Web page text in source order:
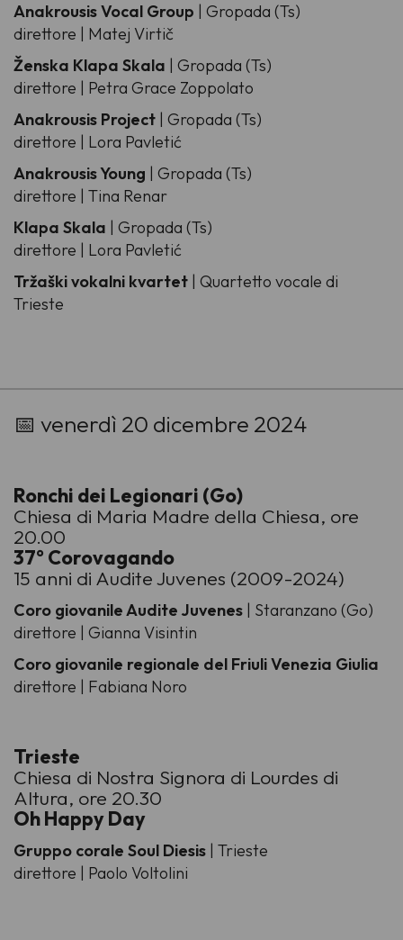
Anakrousis Vocal Group | Gropada (Ts)
direttore | Matej Virtič
Ženska Klapa Skala | Gropada (Ts)
direttore | Petra Grace Zoppolato
Anakrousis Project | Gropada (Ts)
direttore | Lora Pavletić
Anakrousis Young | Gropada (Ts)
direttore | Tina Renar
Klapa Skala | Gropada (Ts)
direttore | Lora Pavletić
Tržaški vokalni kvartet | Quartetto vocale di
Trieste
📅 venerdì 20 dicembre 2024
Ronchi dei Legionari (Go)
Chiesa di Maria Madre della Chiesa, ore
20.00
37° Corovagando
15 anni di Audite Juvenes (2009-2024)
Coro giovanile Audite Juvenes | Staranzano (Go)
direttore | Gianna Visintin
Coro giovanile regionale del Friuli Venezia Giulia
direttore | Fabiana Noro
Trieste
Chiesa di Nostra Signora di Lourdes di
Altura, ore 20.30
Oh Happy Day
Gruppo corale Soul Diesis | Trieste
direttore | Paolo Voltolini